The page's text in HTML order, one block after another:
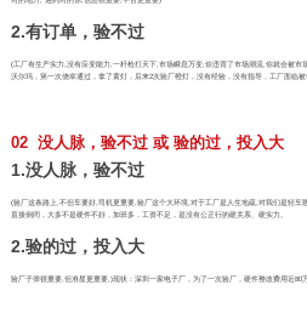
2.有订单，验不过
(工厂有生产实力,没有应变能力,一杆枪打天下,市场瞬息万变,你违背了市场潮流,你就会被
沃尔玛，第一次侥幸通过，拿了黄灯，后来2次验厂橙灯，没有经验，没有指导，工厂面临被
02 没人脉，验不过 或 验的过，投入大
1.没人脉，验不过
(验厂这条路上,不但车要好,司机更重要,验厂这个大环境,对于工厂是人生地疏,对我们是轻
直接倒闭，大多不是硬件不好，加班多，工资不足，是没有公正行的硬关系、硬实力。
2.验的过，投入大
验厂子弹很重要,但准星更重要,)现状：深圳一家电子厂，为了一次验厂，硬件整改费用近80